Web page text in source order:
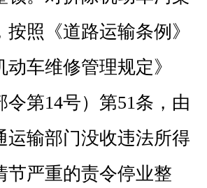
照《道路运输条例》
动车维修管理规定》
令第14号）第51条，由
运输部门没收违法所得
节严重的责令停业整